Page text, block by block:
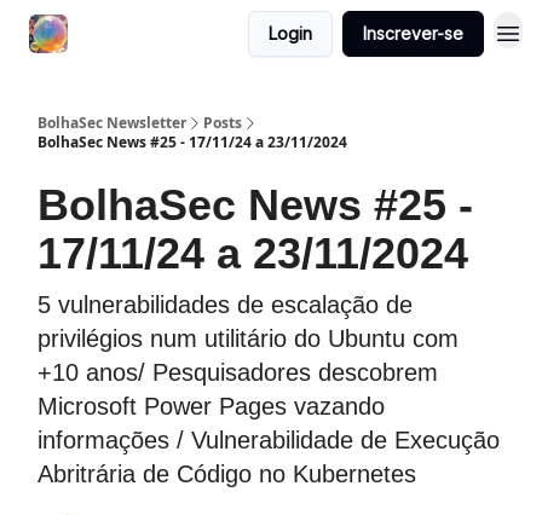
Login Inscrever-se
BolhaSec Newsletter
Posts
BolhaSec News #25 - 17/11/24 a 23/11/2024
BolhaSec News #25 -
17/11/24 a 23/11/2024
5 vulnerabilidades de escalação de
privilégios num utilitário do Ubuntu com
+10 anos/ Pesquisadores descobrem
Microsoft Power Pages vazando
informações / Vulnerabilidade de Execução
Abritrária de Código no Kubernetes